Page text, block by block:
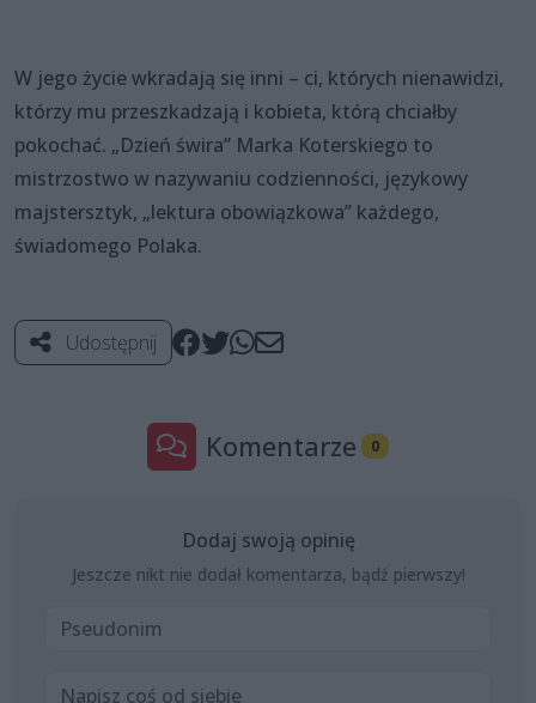
W jego życie wkradają się inni – ci, których nienawidzi,
którzy mu przeszkadzają i kobieta, którą chciałby
pokochać. „Dzień świra” Marka Koterskiego to
mistrzostwo w nazywaniu codzienności, językowy
majstersztyk, „lektura obowiązkowa” każdego,
świadomego Polaka.
Udostępnij
Komentarze 0
Dodaj swoją opinię
Jeszcze nikt nie dodał komentarza, bądź pierwszy!